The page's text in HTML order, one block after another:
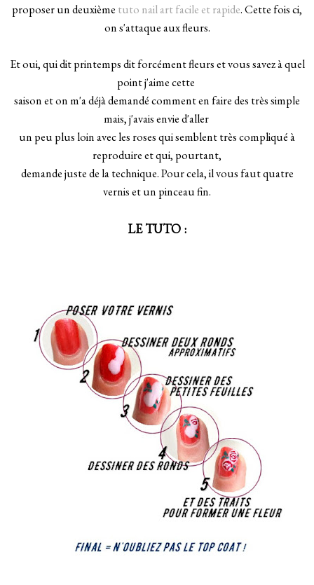
proposer un deuxième tuto nail art facile et rapide. Cette fois ci,
on s'attaque aux fleurs.
Et oui, qui dit printemps dit forcément fleurs et vous savez à quel
point j'aime cette
saison et on m'a déjà demandé comment en faire des très simple
mais, j'avais envie d'aller
un peu plus loin avec les roses qui semblent très compliqué à
reproduire et qui, pourtant,
demande juste de la technique. Pour cela, il vous faut quatre
vernis et un pinceau fin.
LE TUTO :